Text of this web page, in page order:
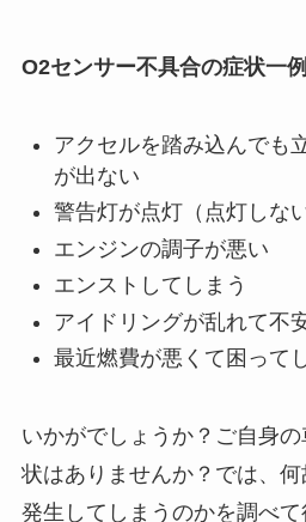
O2センサー不具合の症状一例
アクセルを踏み込んでも
が出ない
警告灯が点灯（点灯しな
エンジンの調子が悪い
エンストしてしまう
アイドリングが乱れて不
最近燃費が悪くて困って
いかがでしょうか？ご自身
状はありませんか？では、
発生してしまうのかを調べて